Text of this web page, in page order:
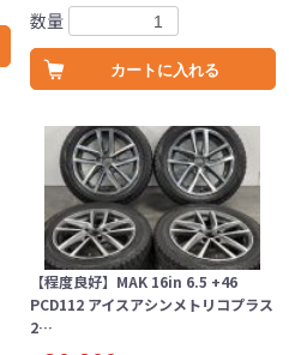
数量
カートに入れる
【程度良好】MAK 16in 6.5 +46
PCD112 アイスアシンメトリコプラス
2…